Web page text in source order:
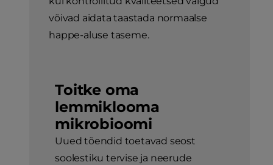
võivad aidata taastada normaalse
happe-aluse taseme.
Toitke oma
lemmiklooma
mikrobioomi
Uued tõendid toetavad seost
soolestiku tervise ja neerude